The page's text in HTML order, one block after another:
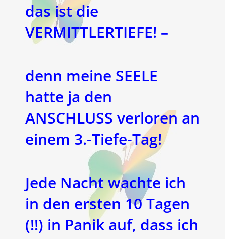
das ist die
VERMITTLERTIEFE! –
denn meine SEELE
hatte ja den
ANSCHLUSS verloren an
einem 3.-Tiefe-Tag!
Jede Nacht wachte ich
in den ersten 10 Tagen
(!!) in Panik auf, dass ich